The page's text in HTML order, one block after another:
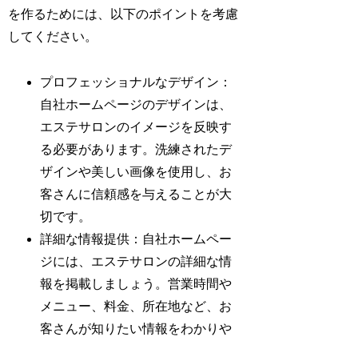
を作るためには、以下のポイントを考慮
してください。
プロフェッショナルなデザイン：
自社ホームページのデザインは、
エステサロンのイメージを反映す
る必要があります。洗練されたデ
ザインや美しい画像を使用し、お
客さんに信頼感を与えることが大
切です。
詳細な情報提供：自社ホームペー
ジには、エステサロンの詳細な情
報を掲載しましょう。営業時間や
メニュー、料金、所在地など、お
客さんが知りたい情報をわかりや